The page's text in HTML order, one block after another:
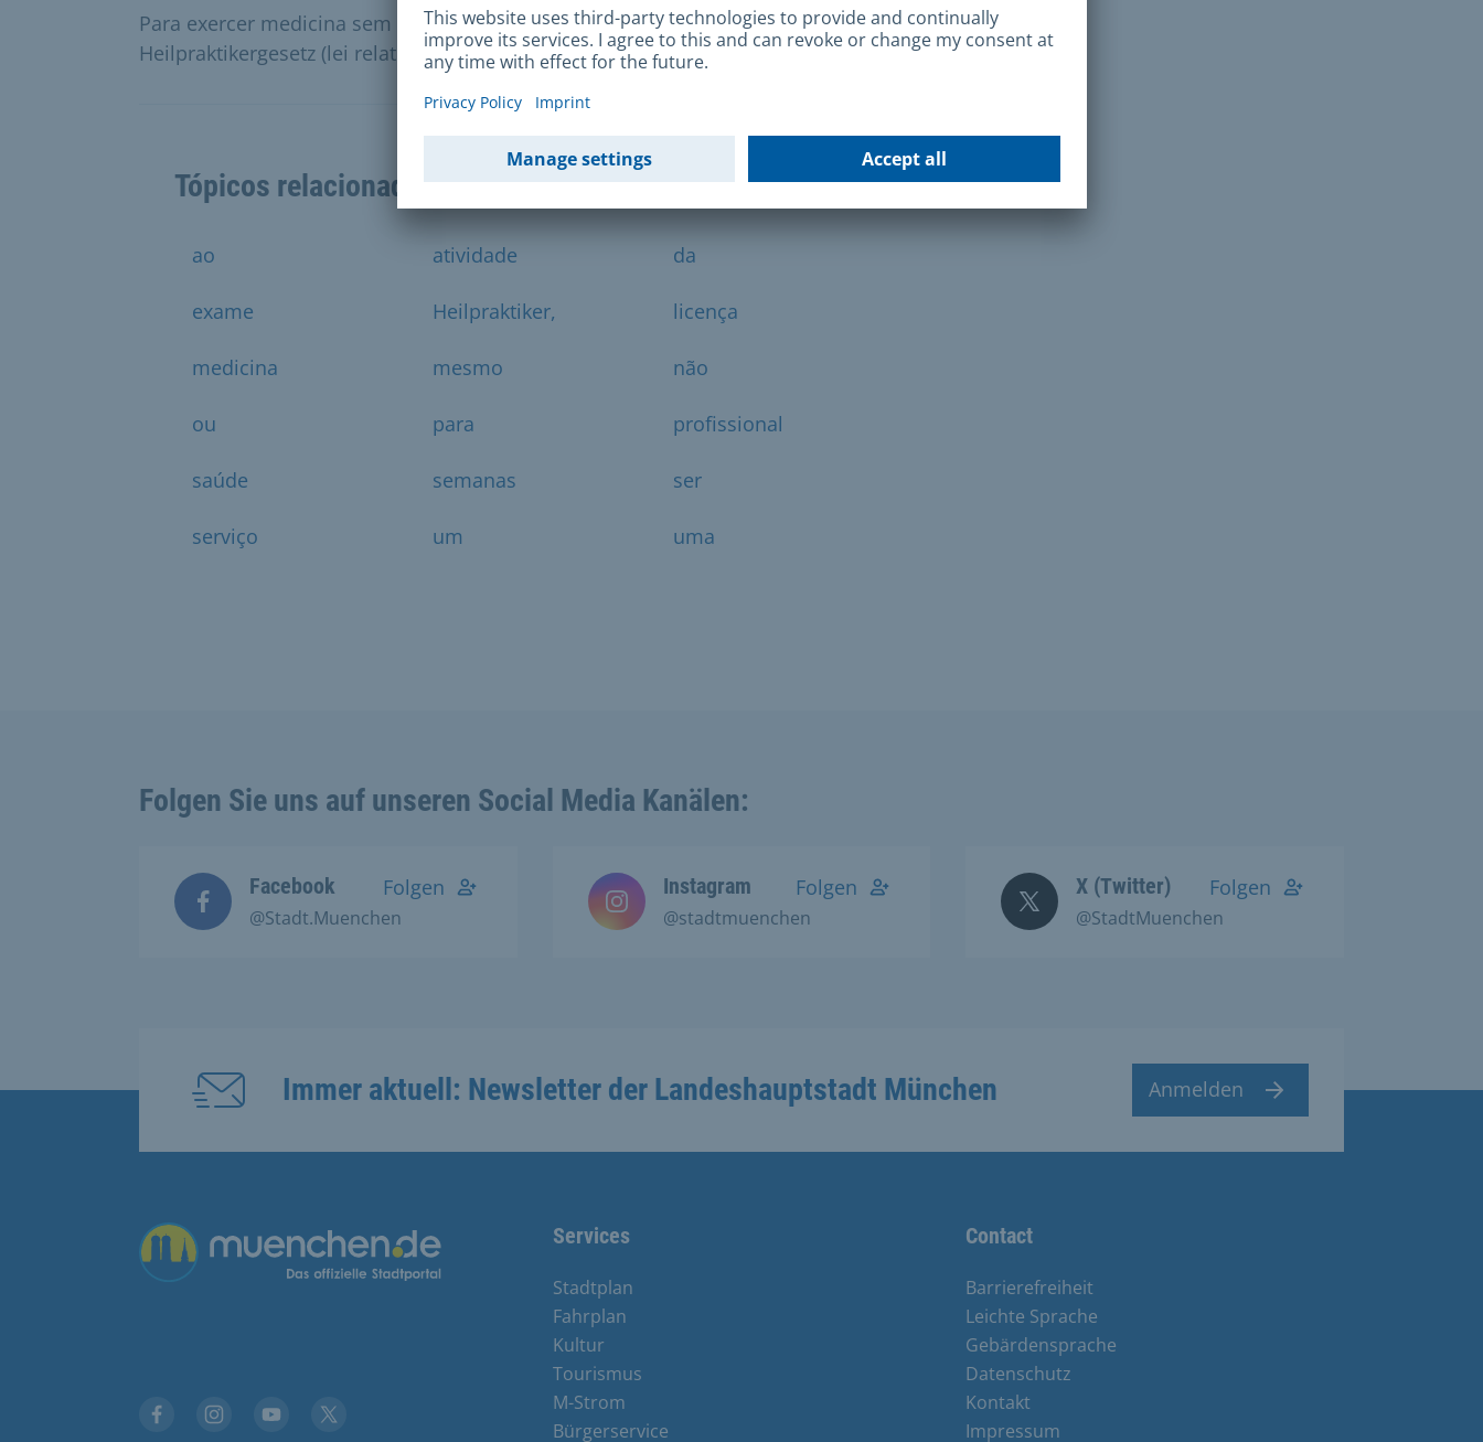
Para exercer medicina sem licença, é necessária uma licença de acordo com a
Heilpraktikergesetz (lei relativa aos médicos).
Tópicos relacionados
ao atividade da
exame Heilpraktiker, licença
medicina mesmo não
ou para profissional
saúde semanas ser
serviço um uma
Folgen Sie uns auf unseren Social Media Kanälen:
Facebook
@Stadt.Muenchen
Folgen Instagram
@stadtmuenchen
Folgen X (Twitter)
@StadtMuenchen
Folgen
Immer aktuell: Newsletter der Landeshauptstadt München Anmelden
Übergreifende Links Services
Stadtplan
Fahrplan
Kultur
Tourismus
M-Strom
Bürgerservice
Contact
Barrierefreiheit
Leichte Sprache
Gebärdensprache
Datenschutz
Kontakt
Impressum